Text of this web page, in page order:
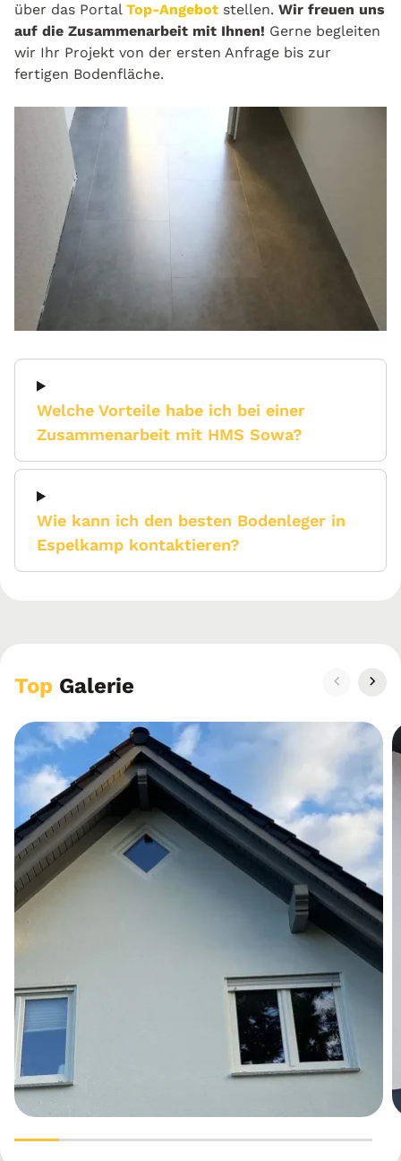
über das Portal Top-Angebot stellen. Wir freuen uns
auf die Zusammenarbeit mit Ihnen! Gerne begleiten
wir Ihr Projekt von der ersten Anfrage bis zur
fertigen Bodenfläche.
Welche Vorteile habe ich bei einer
Zusammenarbeit mit HMS Sowa?
Wie kann ich den besten Bodenleger in
Espelkamp kontaktieren?
Top Galerie